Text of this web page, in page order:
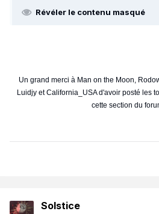
Révéler le contenu masqué
Un grand merci à Man on the Moon,
Luidjy et California_USA d'avoir posté les
cette section du
Solstice